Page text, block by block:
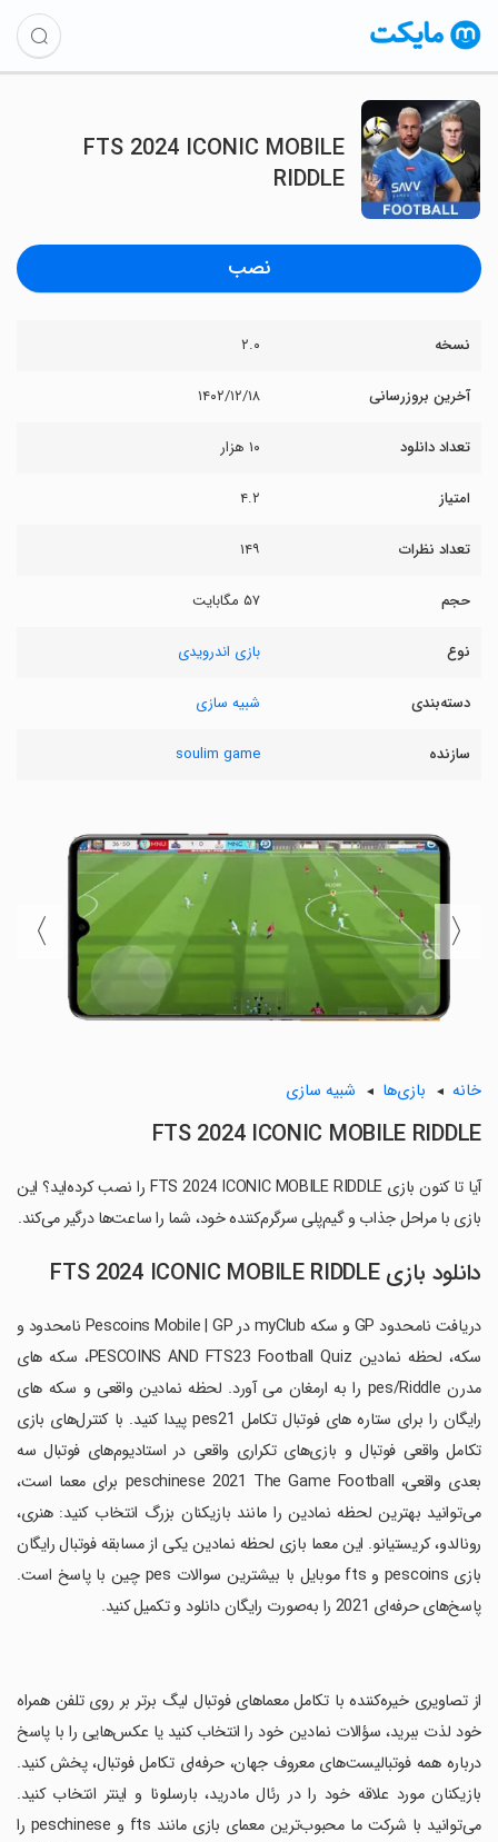
FTS 2024 ICONIC MOBILE
RIDDLE
نصب
نسخه ۲.۰
آخرین بروزرسانی ۱۴۰۲/۱۲/۱۸
تعداد دانلود ۱۰ هزار
امتیاز ۴.۲
تعداد نظرات ۱۴۹
حجم ۵۷ مگابایت
نوع بازی اندرویدی
دسته‌بندی شبیه سازی
سازنده soulim game
〈
〉
خانه بازی‌ها شبیه سازی
FTS 2024 ICONIC MOBILE RIDDLE
آیا تا کنون بازی FTS 2024 ICONIC MOBILE RIDDLE را نصب کرده‌اید؟ این
بازی با مراحل جذاب و گیم‌پلی سرگرم‌کننده خود، شما را ساعت‌ها درگیر می‌کند.
دانلود بازی FTS 2024 ICONIC MOBILE RIDDLE
دریافت نامحدود GP و سکه myClub در Pescoins Mobile | GP نامحدود و
سکه، لحظه نمادین PESCOINS AND FTS23 Football Quiz، سکه های
مدرن pes/Riddle را به ارمغان می آورد. لحظه نمادین واقعی و سکه های
رایگان را برای ستاره های فوتبال تکامل pes21 پیدا کنید. با کنترل‌های بازی
تکامل واقعی فوتبال و بازی‌های تکراری واقعی در استادیوم‌های فوتبال سه
بعدی واقعی، peschinese 2021 The Game Football برای معما است،
می‌توانید بهترین لحظه نمادین را مانند بازیکنان بزرگ انتخاب کنید: هنری،
رونالدو، کریستیانو. این معما بازی لحظه نمادین یکی از مسابقه فوتبال رایگان
بازی pescoins و fts موبایل با بیشترین سوالات pes چین با پاسخ است.
پاسخ‌های حرفه‌ای 2021 را به‌صورت رایگان دانلود و تکمیل کنید.
‏از تصاویری خیره‌کننده با تکامل معماهای فوتبال لیگ برتر بر روی تلفن همراه
خود لذت ببرید، سؤالات نمادین خود را انتخاب کنید یا عکس‌هایی را با پاسخ
درباره همه فوتبالیست‌های معروف جهان، حرفه‌ای تکامل فوتبال، پخش کنید.
بازیکنان مورد علاقه خود را در رئال مادرید، بارسلونا و اینتر انتخاب کنید.
می‌توانید با شرکت ما محبوب‌ترین معمای بازی مانند fts و peschinese را